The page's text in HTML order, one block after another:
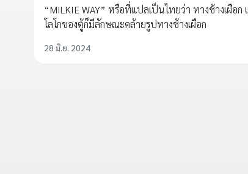
“MILKIE WAY” หรือที่แปลเป็นไทยว่า ทางช้างเผือก
โลโกของตู้ก็มีลักษณะคล้ายรูปทางช้างเผือก
28 มิ.ย. 2024